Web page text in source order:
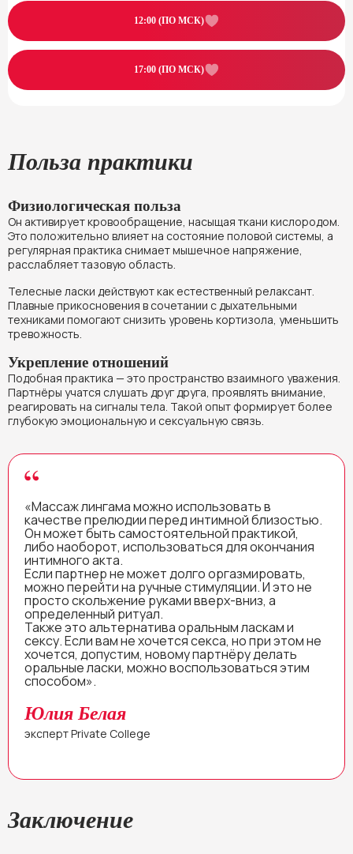
12:00 (ПО МСК)
17:00 (ПО МСК)
Польза практики
Физиологическая польза
Он активирует кровообращение, насыщая ткани кислородом.
Это положительно влияет на состояние половой системы, а
регулярная практика снимает мышечное напряжение,
расслабляет тазовую область.
Телесные ласки действуют как естественный релаксант.
Плавные прикосновения в сочетании с дыхательными
техниками помогают снизить уровень кортизола, уменьшить
тревожность.
Укрепление отношений
Подобная практика — это пространство взаимного уважения.
Партнёры учатся слушать друг друга, проявлять внимание,
реагировать на сигналы тела. Такой опыт формирует более
глубокую эмоциональную и сексуальную связь.
«Массаж лингама можно использовать в
качестве прелюдии перед интимной близостью.
Он может быть самостоятельной практикой,
либо наоборот, использоваться для окончания
интимного акта.
Если партнер не может долго оргазмировать,
можно перейти на ручные стимуляции. И это не
просто скольжение руками вверх-вниз, а
определенный ритуал.
Также это альтернатива оральным ласкам и
сексу. Если вам не хочется секса, но при этом не
хочется, допустим, новому партнёру делать
оральные ласки, можно воспользоваться этим
способом».
Юлия Белая
эксперт Private College
Заключение